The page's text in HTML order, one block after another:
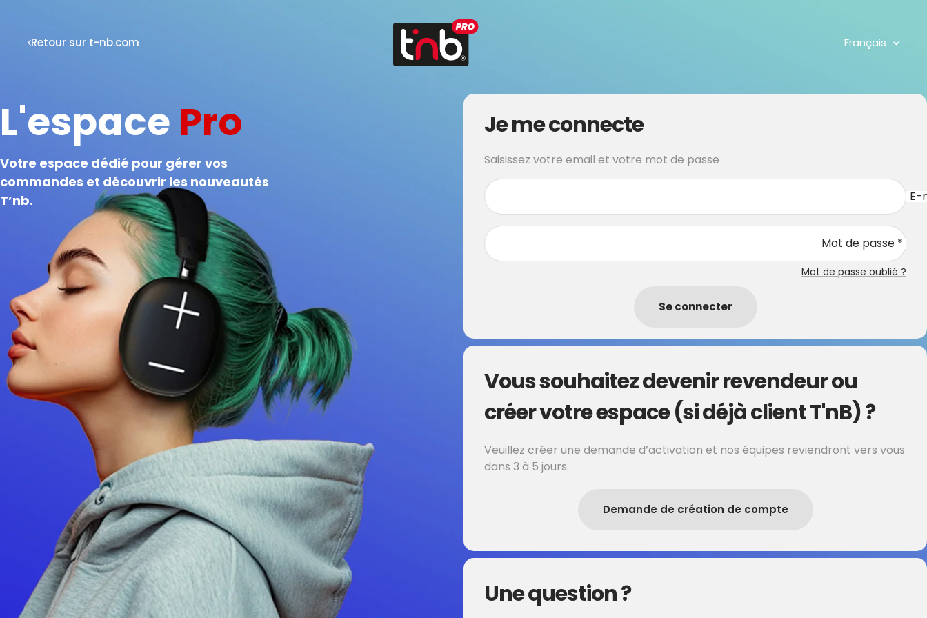
Retour sur t-nb.com Langue
Français
L'espace Pro
Votre espace dédié pour gérer vos
commandes et découvrir les nouveautés
T’nb.
Je me connecte
Saisissez votre email et votre mot de passe
E-
Mot de passe *
Mot de passe oublié ?
Se connecter
Vous souhaitez devenir revendeur ou
créer votre espace (si déjà client T'nB) ?
Veuillez créer une demande d’activation et nos équipes reviendront vers vous
dans 3 à 5 jours.
Demande de création de compte
Une question ?